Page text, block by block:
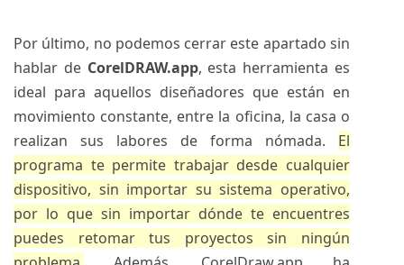
Por último, no podemos cerrar este apartado sin
hablar de CorelDRAW.app, esta herramienta es
ideal para aquellos diseñadores que están en
movimiento constante, entre la oficina, la casa o
realizan sus labores de forma nómada. El
programa te permite trabajar desde cualquier
dispositivo, sin importar su sistema operativo,
por lo que sin importar dónde te encuentres
puedes retomar tus proyectos sin ningún